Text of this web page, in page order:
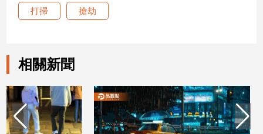
設
計
旅
遊/
美
食
打掃 搶劫
相關新聞